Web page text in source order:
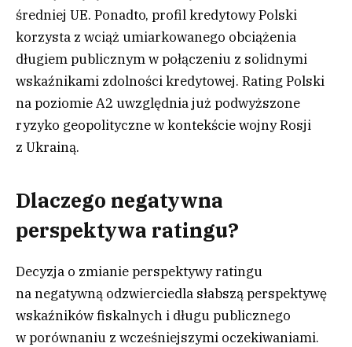
średniej UE. Ponadto, profil kredytowy Polski
korzysta z wciąż umiarkowanego obciążenia
długiem publicznym w połączeniu z solidnymi
wskaźnikami zdolności kredytowej. Rating Polski
na poziomie A2 uwzględnia już podwyższone
ryzyko geopolityczne w kontekście wojny Rosji
z Ukrainą.
Dlaczego negatywna
perspektywa ratingu?
Decyzja o zmianie perspektywy ratingu
na negatywną odzwierciedla słabszą perspektywę
wskaźników fiskalnych i długu publicznego
w porównaniu z wcześniejszymi oczekiwaniami.